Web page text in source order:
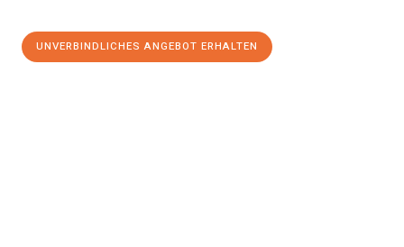
UNVERBINDLICHES ANGEBOT ERHALTEN